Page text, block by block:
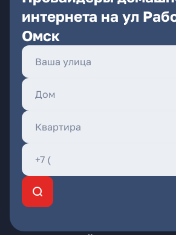
интернета на ул
Омск